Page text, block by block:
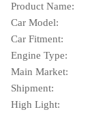
Product Name:
Car Model:
Car Fitment:
Engine Type:
Main Market:
Shipment:
High Light: